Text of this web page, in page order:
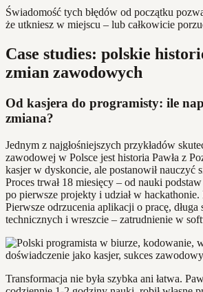
Świadomość tych błędów od początku
że utkniesz w miejscu – lub całkowicie
Case studies: polskie
zmian zawodowych
Od kasjera do programisty: ile
zmiana?
Jednym z najgłośniejszych przykładów
zawodowej w Polsce jest historia Pawła z
kasjer w dyskoncie, ale postanowił nauczyć
Proces trwał 18 miesięcy – od nauki
po pierwsze projekty i udział w
Pierwsze odrzucenia aplikacji o pracę, długa
technicznych i wreszcie – zatrudnienie w
Transformacja nie była szybka ani łatwa.